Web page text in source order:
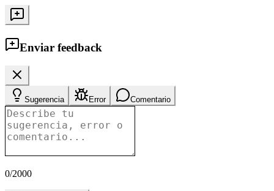
Enviar feedback
Sugerencia Error Comentario
0/2000